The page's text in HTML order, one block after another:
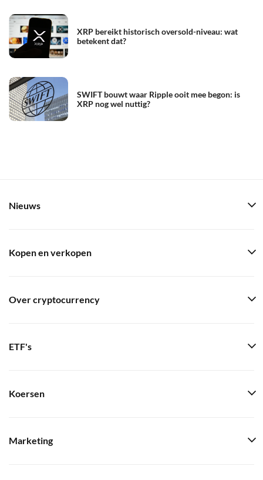
XRP bereikt historisch oversold-niveau: wat
betekent dat?
SWIFT bouwt waar Ripple ooit mee begon: is
XRP nog wel nuttig?
Nieuws
Kopen en verkopen
Over cryptocurrency
ETF's
Koersen
Marketing